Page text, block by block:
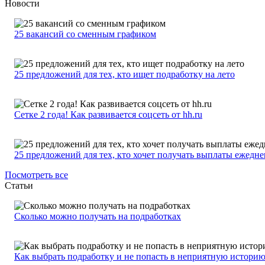
Новости
25 вакансий со сменным графиком
25 предложений для тех, кто ищет подработку на лето
Сетке 2 года! Как развивается соцсеть от hh.ru
25 предложений для тех, кто хочет получать выплаты
Посмотреть все
Статьи
Сколько можно получать на подработках
Как выбрать подработку и не попасть в неприятную историю